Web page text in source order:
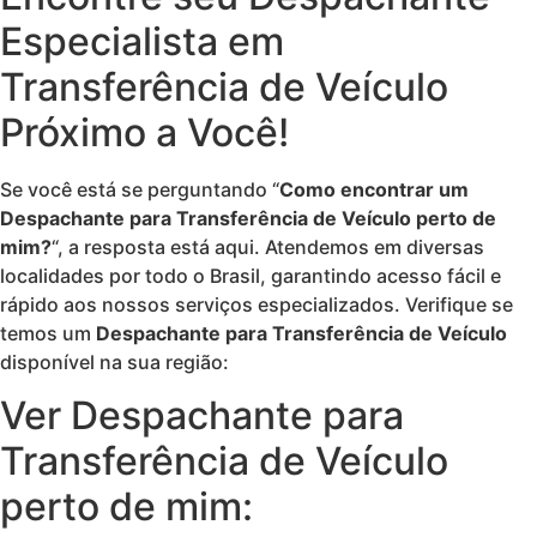
Especialista em
Transferência de Veículo
Próximo a Você!
Se você está se perguntando “Como encontrar um
Despachante para Transferência de Veículo perto de
mim?“, a resposta está aqui. Atendemos em diversas
localidades por todo o Brasil, garantindo acesso fácil e
rápido aos nossos serviços especializados. Verifique se
temos um Despachante para Transferência de Veículo
disponível na sua região:
Ver Despachante para
Transferência de Veículo
perto de mim: